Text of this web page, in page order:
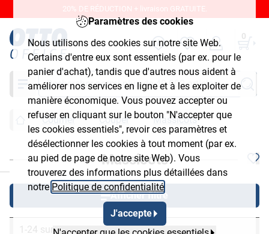
Paramètres des cookies
Nous utilisons des cookies sur notre site Web.
Certains d'entre eux sont essentiels (par ex. pour le
panier d'achat), tandis que d'autres nous aident à
améliorer nos services en ligne et à les exploiter de
manière économique. Vous pouvez accepter ou
refuser en cliquant sur le bouton "N'accepter que
les cookies essentiels", revoir ces paramètres et
désélectionner les cookies à tout moment (par ex.
au pied de page de notre site Web). Vous
trouverez des informations plus détaillées dans
notre Politique de confidentialité
J'accepte
20% DE RÉDUCTION + livraison GRATUITE.
0
Chercher
Courrier Couper Massicots
Massicots
Afficher filtre
1-24 sur 47